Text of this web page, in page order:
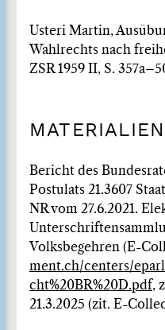
Usteri Martin,
Wahlrechts nach
ZSR 1959 II, S.
Bericht des
Postulats 21.3607
NR vom 27.6.2021.
Volksbegehren (E-
ment.ch/centers/
cht%20BR%20D.pdf,
21.3.2025 (zit. E-